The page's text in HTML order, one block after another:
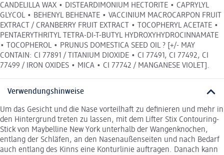
CANDELILLA WAX • DISTEARDIMONIUM HECTORITE • CAPRYLYL
GLYCOL • BEHENYL BEHENATE • VACCINIUM MACROCARPON FRUIT
EXTRACT / CRANBERRY FRUIT EXTRACT • TOCOPHERYL ACETATE •
PENTAERYTHRITYL TETRA-DI-T-BUTYL HYDROXYHYDROCINNAMATE
• TOCOPHEROL • PRUNUS DOMESTICA SEED OIL ? [+/- MAY
CONTAIN: CI 77891 / TITANIUM DIOXIDE • CI 77491, CI 77492, CI
77499 / IRON OXIDES • MICA • CI 77742 / MANGANESE VIOLET].
Verwendungshinweise
Um das Gesicht und die Nase vorteilhaft zu definieren und mehr in
den Hintergrund treten zu lassen, mit dem Lifter Stix Contouring-
Stick von Maybelline New York unterhalb der Wangenknochen,
entlang der Schläfen, an den Nasenaußenseiten und nach Bedarf
auch entlang des Kinns eine Konturlinie auftragen. Danach kann